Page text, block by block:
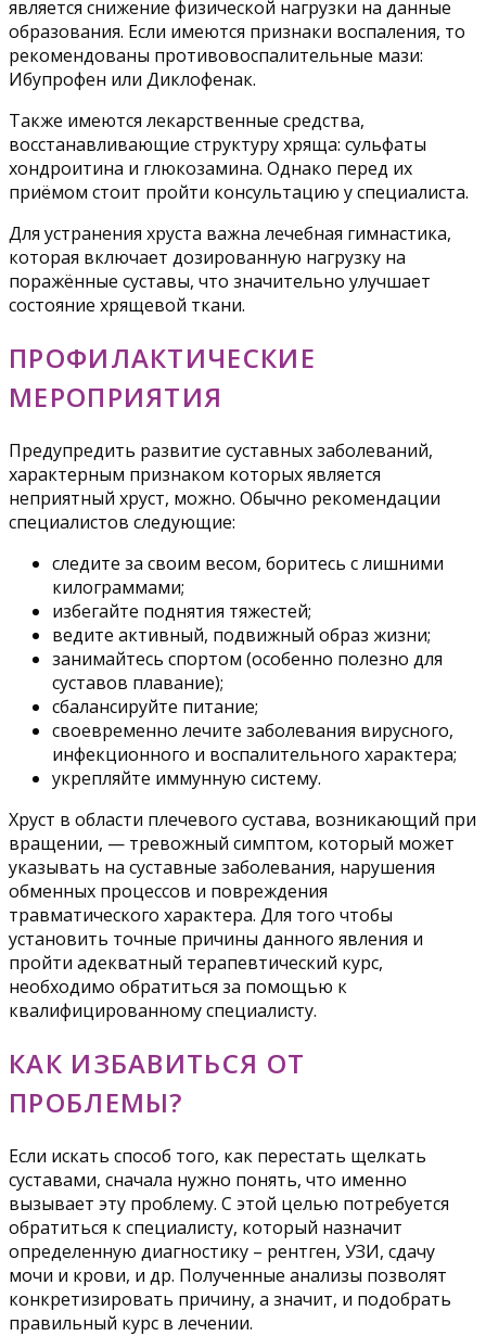
является снижение физической нагрузки на данные
образования. Если имеются признаки воспаления, то
рекомендованы противовоспалительные мази:
Ибупрофен или Диклофенак.
Также имеются лекарственные средства,
восстанавливающие структуру хряща: сульфаты
хондроитина и глюкозамина. Однако перед их
приёмом стоит пройти консультацию у специалиста.
Для устранения хруста важна лечебная гимнастика,
которая включает дозированную нагрузку на
поражённые суставы, что значительно улучшает
состояние хрящевой ткани.
ПРОФИЛАКТИЧЕСКИЕ
МЕРОПРИЯТИЯ
Предупредить развитие суставных заболеваний,
характерным признаком которых является
неприятный хруст, можно. Обычно рекомендации
специалистов следующие:
следите за своим весом, боритесь с лишними
килограммами;
избегайте поднятия тяжестей;
ведите активный, подвижный образ жизни;
занимайтесь спортом (особенно полезно для
суставов плавание);
сбалансируйте питание;
своевременно лечите заболевания вирусного,
инфекционного и воспалительного характера;
укрепляйте иммунную систему.
Хруст в области плечевого сустава, возникающий при
вращении, — тревожный симптом, который может
указывать на суставные заболевания, нарушения
обменных процессов и повреждения
травматического характера. Для того чтобы
установить точные причины данного явления и
пройти адекватный терапевтический курс,
необходимо обратиться за помощью к
квалифицированному специалисту.
КАК ИЗБАВИТЬСЯ ОТ
ПРОБЛЕМЫ?
Если искать способ того, как перестать щелкать
суставами, сначала нужно понять, что именно
вызывает эту проблему. С этой целью потребуется
обратиться к специалисту, который назначит
определенную диагностику – рентген, УЗИ, сдачу
мочи и крови, и др. Полученные анализы позволят
конкретизировать причину, а значит, и подобрать
правильный курс в лечении.